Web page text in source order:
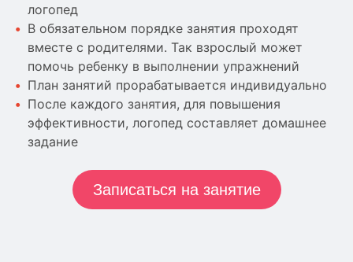
логопед
В обязательном порядке занятия проходят
вместе с родителями. Так взрослый может
помочь ребенку в выполнении упражнений
План занятий прорабатывается индивидуально
После каждого занятия, для повышения
эффективности, логопед составляет домашнее
задание
Записаться на занятие